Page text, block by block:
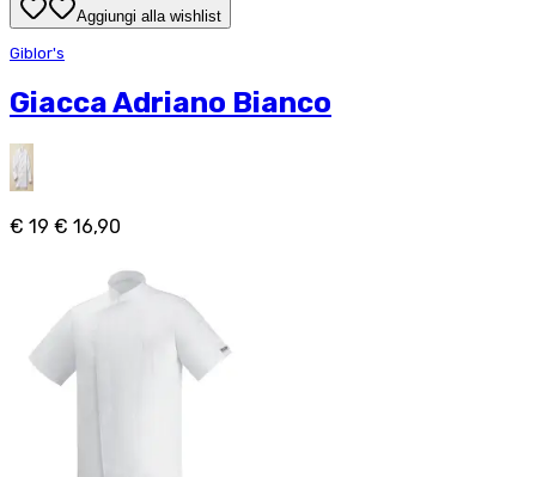
Aggiungi alla wishlist
Giblor's
Giacca Adriano Bianco
€ 19 € 16,90